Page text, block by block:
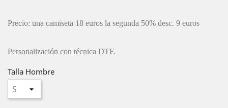
Precio: una camiseta 18 euros la segunda 50% desc. 9 euros
Personalización con técnica DTF.
Talla Hombre